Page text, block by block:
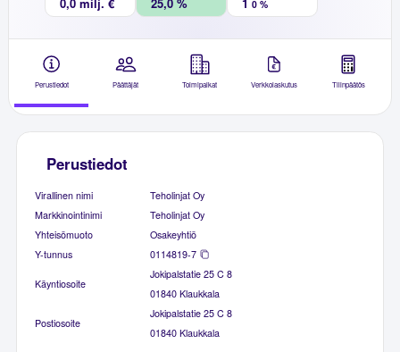
0 %
Perustiedot Päättäjät Toimipaikat Verkkolaskutus Tilinpäätös
Perustiedot
Virallinen nimi
Teholinjat Oy
Markkinointinimi
Teholinjat Oy
Yhteisömuoto
Osakeyhtiö
Y-tunnus
0114819-7
Käyntiosoite
Jokipalstatie 25 C 8
01840 Klaukkala
Postiosoite
Jokipalstatie 25 C 8
01840 Klaukkala